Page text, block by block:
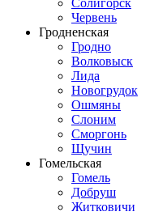
Червень
Гродненская
Гродно
Волковыск
Лида
Новогрудок
Ошмяны
Слоним
Сморгонь
Щучин
Гомельская
Гомель
Добруш
Житковичи